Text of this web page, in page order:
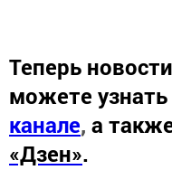
Теперь
можете
канале, а
«Дзен».